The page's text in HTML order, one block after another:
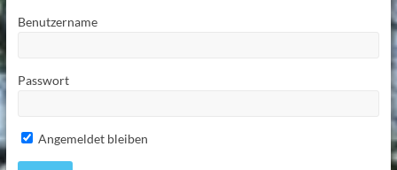
Benutzername
Passwort
Angemeldet bleiben